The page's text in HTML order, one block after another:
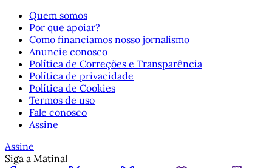
Quem somos
Por que apoiar?
Como financiamos nosso jornalismo
Anuncie conosco
Política de Correções e Transparência
Política de privacidade
Política de Cookies
Termos de uso
Fale conosco
Assine
Assine
Siga a Matinal